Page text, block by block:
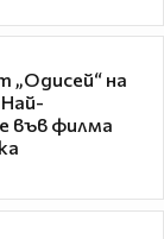
„Одисей“ на
във филма